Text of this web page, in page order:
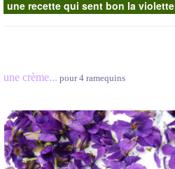
Contacts
une recette qui sent bon la violette
une crème... pour 4 ramequins